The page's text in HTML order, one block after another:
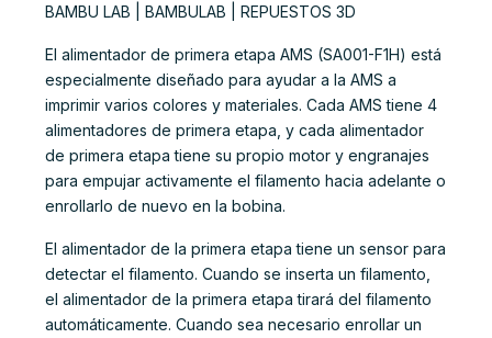
BAMBU LAB | BAMBULAB | REPUESTOS 3D
El alimentador de primera etapa AMS (SA001-F1H) está
especialmente diseñado para ayudar a la AMS a
imprimir varios colores y materiales. Cada AMS tiene 4
alimentadores de primera etapa, y cada alimentador
de primera etapa tiene su propio motor y engranajes
para empujar activamente el filamento hacia adelante o
enrollarlo de nuevo en la bobina.
El alimentador de la primera etapa tiene un sensor para
detectar el filamento. Cuando se inserta un filamento,
el alimentador de la primera etapa tirará del filamento
automáticamente. Cuando sea necesario enrollar un